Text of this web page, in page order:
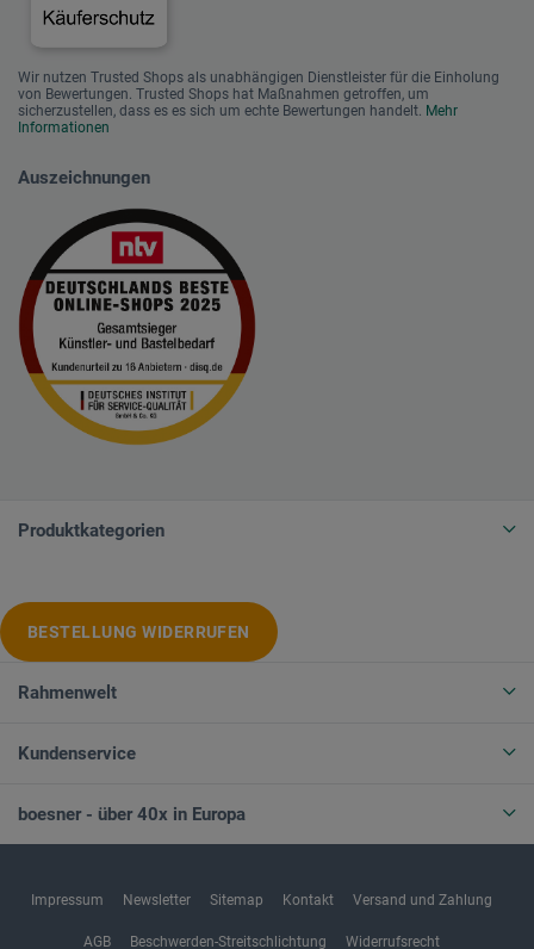
Wir nutzen Trusted Shops als unabhängigen Dienstleister für die Einholung
von Bewertungen. Trusted Shops hat Maßnahmen getroffen, um
sicherzustellen, dass es es sich um echte Bewertungen handelt. Mehr
Informationen
Auszeichnungen
Produktkategorien
BESTELLUNG WIDERRUFEN
Rahmenwelt
Kundenservice
boesner - über 40x in Europa
Impressum Newsletter Sitemap Kontakt Versand und Zahlung
AGB Beschwerden-Streitschlichtung Widerrufsrecht